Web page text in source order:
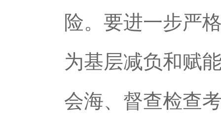
险。要进一步严
为基层减负和赋
会海、督查检查